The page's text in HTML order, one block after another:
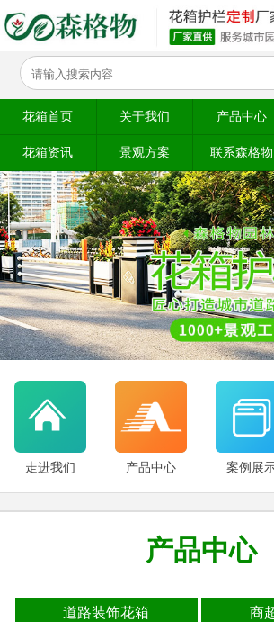
花箱首页 关于我们 产品中心
花箱资讯 景观方案 联系森格物
走进我们 产品中心 案例展
产品中心
道路装饰花箱 商